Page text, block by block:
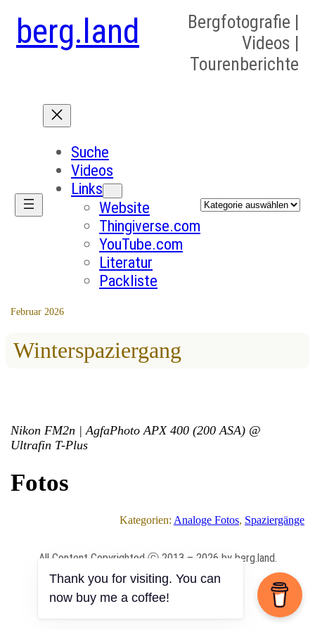
berg.land
Bergfotografie |
Videos |
Tourenberichte
Suche
Videos
Links
Website
Thingiverse.com
YouTube.com
Literatur
Packliste
Kategorien
Februar 2026
Winterspaziergang
Nikon FM2n | AgfaPhoto APX 400 (200 ASA) @
Ultrafin T-Plus
Fotos
Kategorien: Analoge Fotos, Spaziergänge
All Content Copyrighted ⓒ 2013 – 2026 by berg.land.
Impressum |Datenschutz
Thank you for visiting. You can
now buy me a coffee!